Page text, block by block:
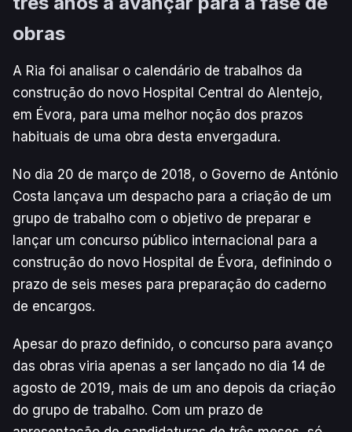
obras
A Ria foi analisar o calendário de trabalhos da
construção do novo Hospital Central do Alentejo,
em Évora, para uma melhor noção dos prazos
habituais de uma obra desta envergadura.
No dia 20 de março de 2018, o Governo de António
Costa lançava um despacho para a criação de um
grupo de trabalho com o objetivo de preparar e
lançar um concurso público internacional para a
construção do novo Hospital de Évora, definindo o
prazo de seis meses para preparação do caderno
de encargos.
Apesar do prazo definido, o concurso para avanço
das obras viria apenas a ser lançado no dia 14 de
agosto de 2019, mais de um ano depois da criação
do grupo de trabalho. Com um prazo de